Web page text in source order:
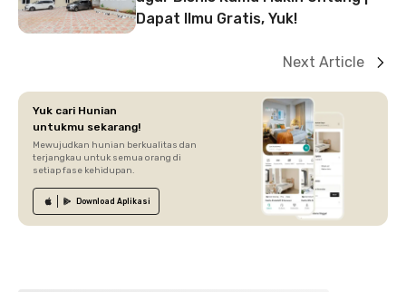
Dapat Ilmu Gratis, Yuk!
Next Article
Yuk cari Hunian
untukmu sekarang!
Mewujudkan hunian berkualitas dan
terjangkau untuk semua orang di
setiap fase kehidupan.
Download Aplikasi